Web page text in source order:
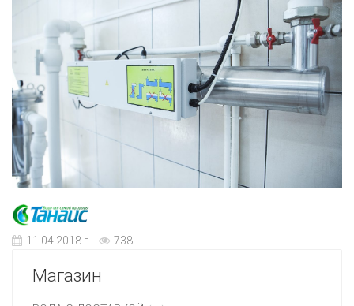
11.04.2018 г. 738
Магазин